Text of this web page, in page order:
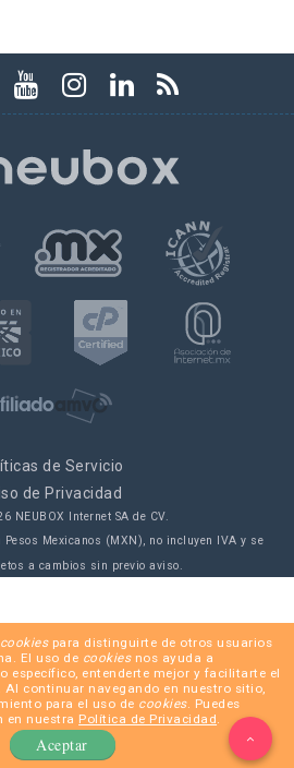
cookiespara distinguirte de otros usuarios
El uso de cookiesnos ayuda a
específico, entenderte mejor y facilitarte el
Al continuar navegando en nuestro sitio,
para el uso de cookies. Puedes
en nuestra Política de Privacidad.
Aceptar
de Servicio
de Privacidad
NEUBOX Internet SA de CV.
Mexicanos (MXN), no incluyen IVA y se
a cambios sin previo aviso.